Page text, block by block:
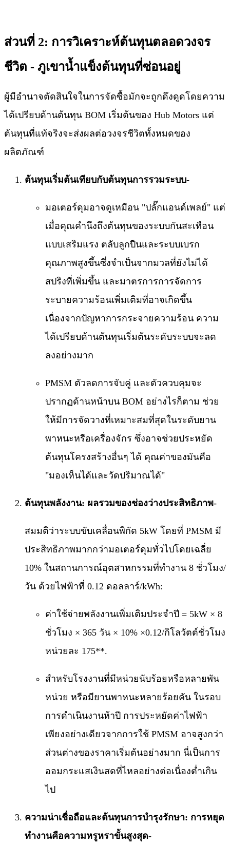
ส่วนที่ 2: การวิเคราะห์ต้นทุนตลอดวงจร
ชีวิต - ภูเขาน้ำแข็งต้นทุนที่ซ่อนอยู่
ผู้มีอำนาจตัดสินใจในการจัดซื้อมักจะถูกดึงดูดโดยความ
ได้เปรียบด้านต้นทุน BOM เริ่มต้นของ Hub Motors แต่
ต้นทุนที่แท้จริงจะส่งผลต่อวงจรชีวิตทั้งหมดของ
ผลิตภัณฑ์
ต้นทุนเริ่มต้นเทียบกับต้นทุนการรวมระบบ-
มอเตอร์ดุมอาจดูเหมือน "ปลั๊กแอนด์เพลย์" แต่
เมื่อคุณคำนึงถึงต้นทุนของระบบกันสะเทือน
แบบเสริมแรง ตลับลูกปืนและระบบเบรก
คุณภาพสูงขึ้นซึ่งจำเป็นจากมวลที่ยังไม่ได้
สปริงที่เพิ่มขึ้น และมาตรการการจัดการ
ระบายความร้อนเพิ่มเติมที่อาจเกิดขึ้น
เนื่องจากปัญหาการกระจายความร้อน ความ
ได้เปรียบด้านต้นทุนเริ่มต้นระดับระบบจะลด
ลงอย่างมาก
PMSM ตัวลดการจับคู่ และตัวควบคุมจะ
ปรากฏด้านหน้าบน BOM อย่างไรก็ตาม ช่วย
ให้มีการจัดวางที่เหมาะสมที่สุดในระดับยาน
พาหนะหรือเครื่องจักร ซึ่งอาจช่วยประหยัด
ต้นทุนโครงสร้างอื่นๆ ได้ คุณค่าของมันคือ
"มองเห็นได้และวัดปริมาณได้"​​
ต้นทุนพลังงาน: ผลรวมของช่องว่างประสิทธิภาพ-
สมมติว่าระบบขับเคลื่อนพิกัด 5kW โดยที่ PMSM มี
ประสิทธิภาพมากกว่ามอเตอร์ดุมทั่วไปโดยเฉลี่ย
10% ในสถานการณ์อุตสาหกรรมที่ทำงาน 8 ชั่วโมง/
วัน ด้วยไฟฟ้าที่ 0.12 ดอลลาร์/kWh:
​ค่าใช้จ่ายพลังงานเพิ่มเติมประจำปี = 5kW × 8
ชั่วโมง × 365 วัน × 10% ×0.12/กิโลวัตต์ชั่วโมง
หน่วยละ 175**.
สำหรับโรงงานที่มีหน่วยนับร้อยหรือหลายพัน
หน่วย หรือมียานพาหนะหลายร้อยคัน ในรอบ
การดำเนินงานห้าปี การประหยัดค่าไฟฟ้า
เพียงอย่างเดียวจากการใช้ PMSM อาจสูงกว่า
ส่วนต่างของราคาเริ่มต้นอย่างมาก นี่เป็นการ
ออมกระแสเงินสดที่ไหลอย่างต่อเนื่องต่ำเกิน
ไป
ความน่าเชื่อถือและต้นทุนการบำรุงรักษา: การหยุด
ทำงานคือความหรูหราขั้นสูงสุด-